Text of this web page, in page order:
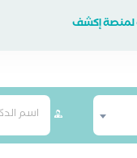
لمنصة إكشف